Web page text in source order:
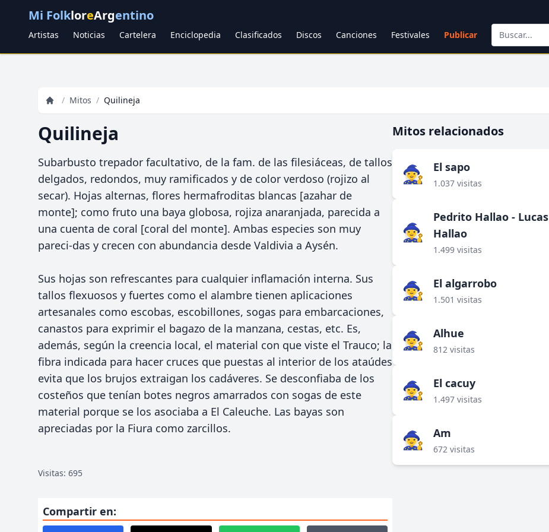
Mi FolkloreArgentino
Artistas Noticias Cartelera Enciclopedia Clasificados Discos Canciones Festivales Publicar
/ Mitos / Quilineja
Quilineja
Subarbusto trepador facultativo, de la fam. de las filesiáceas, de tallos
delgados, redondos, muy ramificados y de color verdoso (rojizo al
secar). Hojas alternas, flores hermafroditas blancas [azahar de
monte]; como fruto una baya globosa, rojiza anaranjada, parecida a
una cuenta de coral [coral del monte]. Ambas especies son muy
pareci-das y crecen con abundancia desde Valdivia a Aysén.
Sus hojas son refrescantes para cualquier inflamación interna. Sus
tallos flexuosos y fuertes como el alambre tienen aplicaciones
artesanales como escobas, escobillones, sogas para embarcaciones,
canastos para exprimir el bagazo de la manzana, cestas, etc. Es,
además, según la creencia local, el material con que viste el Trauco; la
fibra indicada para hacer cruces que puestas al interior de los ataúdes
evita que los brujos extraigan los cadáveres. Se desconfiaba de los
costeños que tenían botes negros amarrados con sogas de este
material porque se los asociaba a El Caleuche. Las bayas son
apreciadas por la Fiura como zarcillos.
Visitas: 695
Compartir en:
Mitos relacionados
🧙‍♀️ El sapo
1.037 visitas
🧙‍♀️
Pedrito Hallao - Lucas
Hallao
1.499 visitas
🧙‍♀️ El algarrobo
1.501 visitas
🧙‍♀️ Alhue
812 visitas
🧙‍♀️ El cacuy
1.497 visitas
🧙‍♀️ Am
672 visitas